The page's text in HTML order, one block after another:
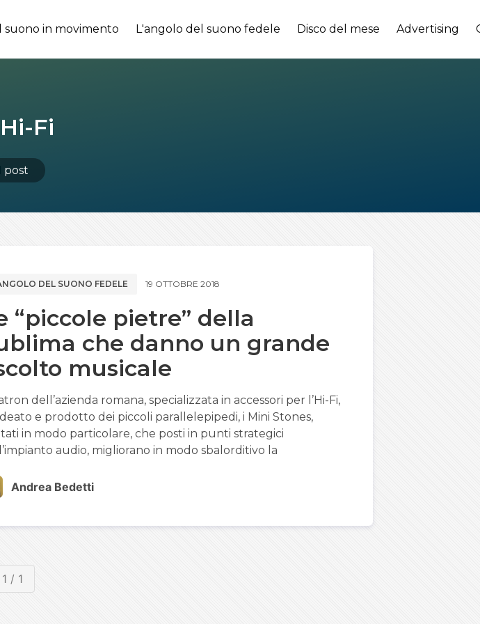
suono in movimento L'angolo del suono fedele Disco del mese Advertising
Fi
post
DEL SUONO FEDELE 19 OTTOBRE 2018
“piccole pietre” della
che danno un grande
musicale
dell’azienda romana, specializzata in accessori per l’Hi-Fi,
e prodotto dei piccoli parallelepipedi, i Mini Stones,
in modo particolare, che posti in punti strategici
audio, migliorano in modo sbalorditivo la
Andrea Bedetti
1 / 1